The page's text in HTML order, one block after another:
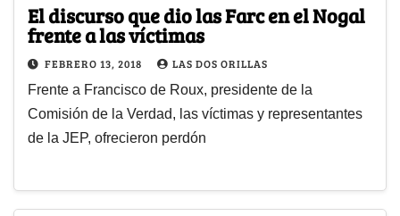
El discurso que dio las Farc en el Nogal
frente a las víctimas
FEBRERO 13, 2018 LAS DOS ORILLAS
Frente a Francisco de Roux, presidente de la
Comisión de la Verdad, las víctimas y representantes
de la JEP, ofrecieron perdón